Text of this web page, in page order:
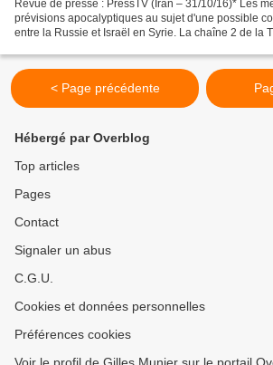
Revue de presse : PressTV (Iran – 31/10/16)* Les
prévisions apocalyptiques au sujet d'une possible
entre la Russie et Israël en Syrie. La chaîne 2 de la
< Page précédente
Hébergé par Overblog
Top articles
Pages
Contact
Signaler un abus
C.G.U.
Cookies et données personnelles
Préférences cookies